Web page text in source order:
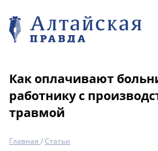
Как оплачивают
работнику с
травмой
Главная /Статьи